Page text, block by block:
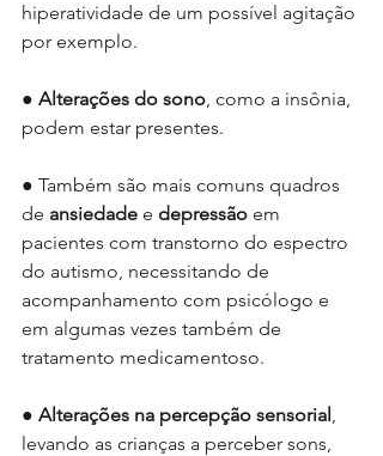
hiperatividade de um possível agitação
por exemplo.
● Alterações do sono, como a insônia,
podem estar presentes.
● Também são mais comuns quadros
de ansiedade e depressão em
pacientes com transtorno do espectro
do autismo, necessitando de
acompanhamento com psicólogo e
em algumas vezes também de
tratamento medicamentoso.
● Alterações na percepção sensorial,
levando as crianças a perceber sons,